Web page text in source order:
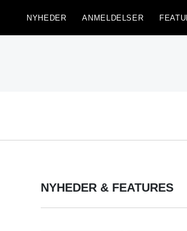
NYHEDER ANMELDELSER
NYHEDER & FEATURES